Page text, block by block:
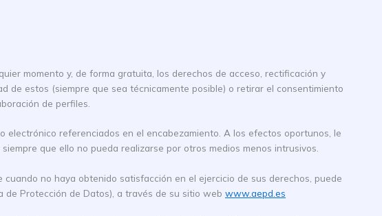
momento y, de forma gratuita, los derechos de acceso, rectificación y
de estos (siempre que sea técnicamente posible) o retirar el consentimiento
de perfiles.
referenciados en el encabezamiento. A los efectos oportunos, le
que ello no pueda realizarse por otros medios menos intrusivos.
no haya obtenido satisfacción en el ejercicio de sus derechos, puede
Protección de Datos), a través de su sitio web www.aepd.es